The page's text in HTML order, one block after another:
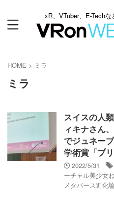
xR、VTuber、E-Tech
HOME > ミラ
ミラ
スイスの人
ィキナさん
でジュネー
学術賞「プ
2022/5/31
ーチャル美少女
メタバース進化